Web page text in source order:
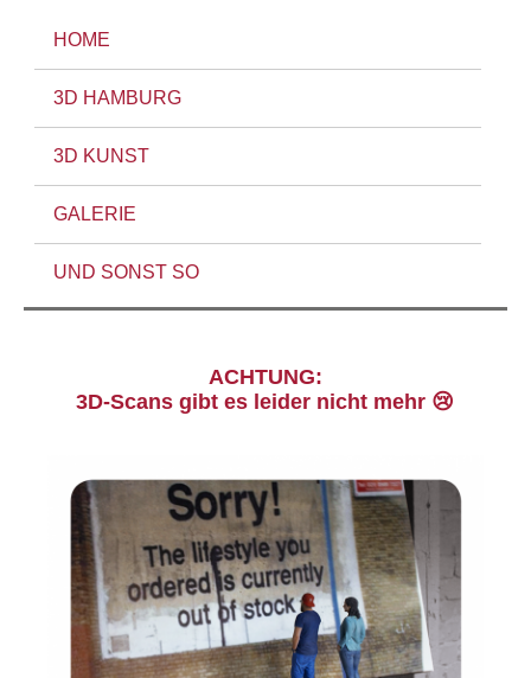
HOME
3D HAMBURG
3D KUNST
GALERIE
UND SONST SO
ACHTUNG:
3D-Scans gibt es leider nicht mehr 😢